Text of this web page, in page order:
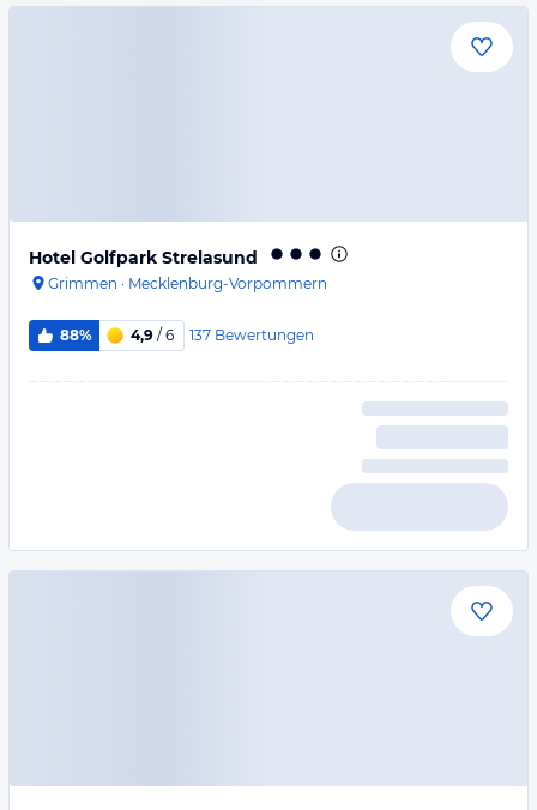
Hotel Golfpark Strelasund
Grimmen · Mecklenburg-Vorpommern
88% 4,9 / 6 137 Bewertungen